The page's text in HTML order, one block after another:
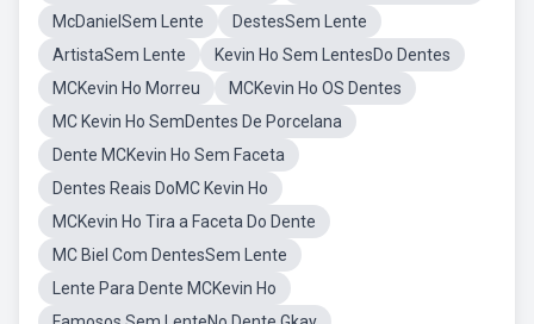
McDanielSem Lente
DestesSem Lente
ArtistaSem Lente
Kevin Ho Sem LentesDo Dentes
MCKevin Ho Morreu
MCKevin Ho OS Dentes
MC Kevin Ho SemDentes De Porcelana
Dente MCKevin Ho Sem Faceta
Dentes Reais DoMC Kevin Ho
MCKevin Ho Tira a Faceta Do Dente
MC Biel Com DentesSem Lente
Lente Para Dente MCKevin Ho